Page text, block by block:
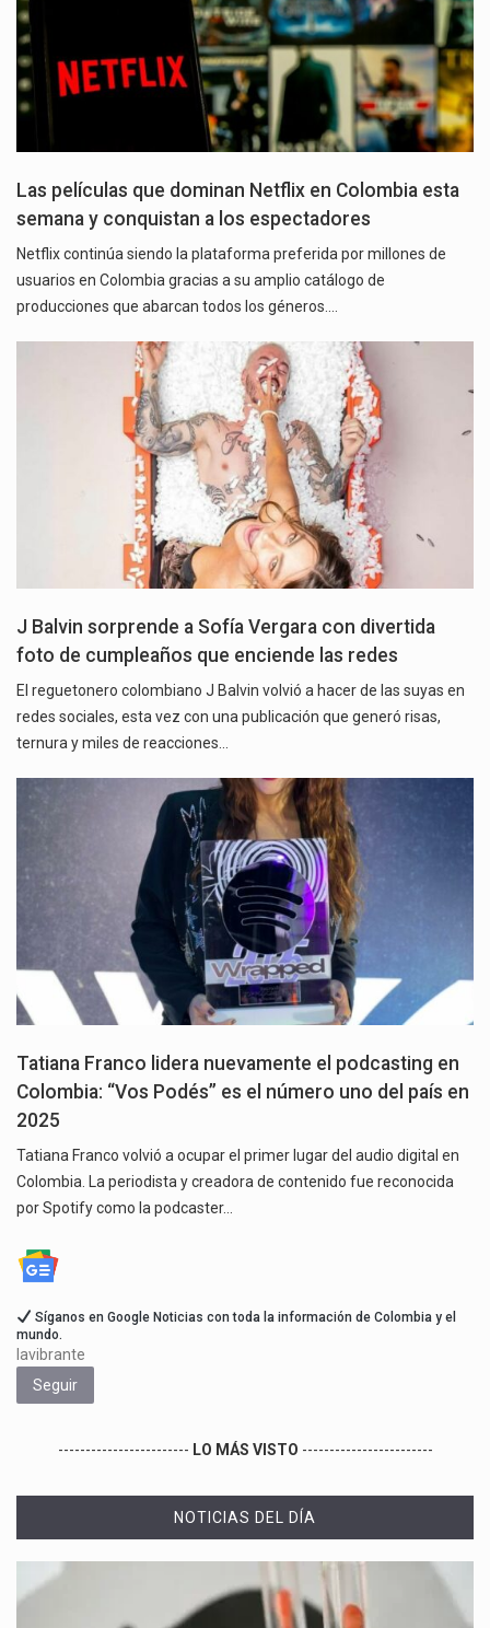
Las películas que dominan Netflix en Colombia esta
semana y conquistan a los espectadores
Netflix continúa siendo la plataforma preferida por millones de
usuarios en Colombia gracias a su amplio catálogo de
producciones que abarcan todos los géneros.…
J Balvin sorprende a Sofía Vergara con divertida
foto de cumpleaños que enciende las redes
El reguetonero colombiano J Balvin volvió a hacer de las suyas en
redes sociales, esta vez con una publicación que generó risas,
ternura y miles de reacciones…
Tatiana Franco lidera nuevamente el podcasting en
Colombia: “Vos Podés” es el número uno del país en
2025
Tatiana Franco volvió a ocupar el primer lugar del audio digital en
Colombia. La periodista y creadora de contenido fue reconocida
por Spotify como la podcaster…
Síganos en Google Noticias con toda la información de Colombia y el
mundo.
lavibrante
Seguir
------------------------ LO MÁS VISTO ------------------------
NOTICIAS DEL DÍA